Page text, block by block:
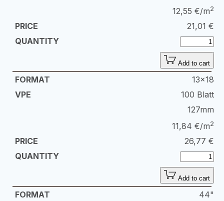
12,55 €/m2
21,01 €
Add to cart
13x18
100 Blatt
127mm
11,84 €/m2
26,77 €
Add to cart
44"